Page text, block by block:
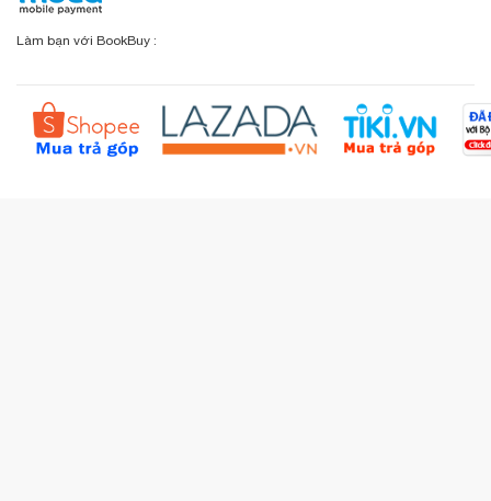
Sơ đồ đường đi
Chính sách đổi - trả
Câu hỏi thường gặp (FAQs)
Kiểm tra đơn hàng
Liên hệ BookBuy
Đặt hàng theo yêu cầu
Làm bạn với BookBuy :